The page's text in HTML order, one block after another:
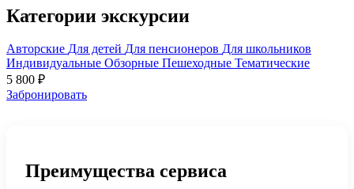
Категории экскурсии
Авторские Для детей Для пенсионеров Для школьников
Индивидуальные Обзорные Пешеходные Тематические
5 800 ₽
Забронировать
Преимущества сервиса